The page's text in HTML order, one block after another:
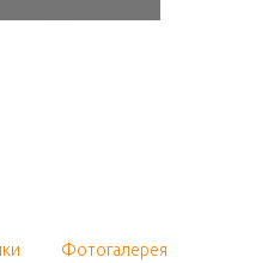
Фотогалерея